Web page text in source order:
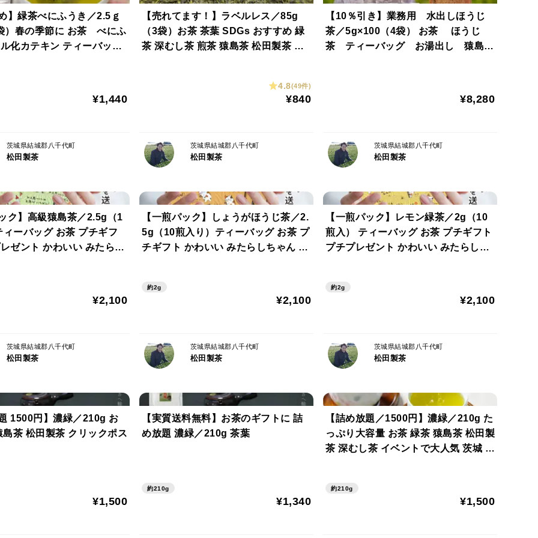
】緑茶べにふうき／2.5ｇ
）春の季節に お茶 べにふ
化カテキン ティーバッグ
¥1,440
茨城県結城郡八千代町
松田製茶
【売れてます！】ラベルレス／85g
（3袋）お茶 茶葉 SDGs おすすめ 緑
茶 深むし茶 煎茶 猿島茶 松田製茶 日
4.8(49件)
¥840
茨城県結城郡八千代町
松田製茶
【10％引き】業務用 水出しほうじ
茶／5g×100（4袋） お茶 ほうじ
茶 ティーバッグ お湯出し 猿島
¥8,280
茨城県結城郡八千代町
松田製茶
ク】高級猿島茶／2.5g（1
ィーバッグ お茶 プチギフ
ゼント かわいい みたらし
¥2,100
茨城県結城郡八千代町
松田製茶
【一煎パック】しょうがほうじ茶／2.
5g（10煎入り）ティーバッグ お茶 プ
チギフト かわいい みたらしちゃん ほ
約2g
¥2,100
茨城県結城郡八千代町
松田製茶
【一煎パック】レモン緑茶／2g（10
煎入） ティーバッグ お茶 プチギフト
プチプレゼント かわいい みたらしち
約2g
¥2,100
茨城県結城郡八千代町
松田製茶
1500円】濃緑／210g お
島茶 松田製茶 クリックポス
¥1,500
【実質送料無料】お茶のギフトに 詰
め放題 濃緑／210g 茶葉
約210g
¥1,340
【詰め放題／1500円】濃緑／210g た
っぷり大容量 お茶 緑茶 猿島茶 松田製
茶 深むし茶 イベントで大人気 茨城 日
約210g
¥1,500